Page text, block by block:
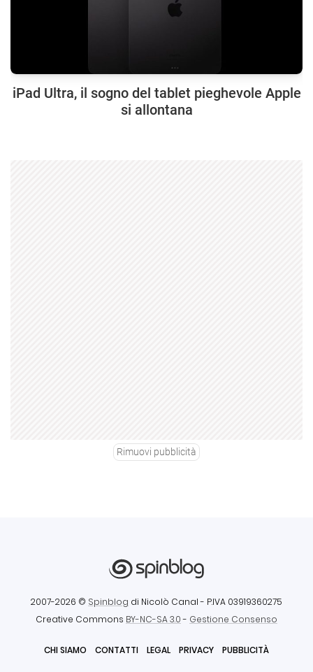
iPad Ultra, il sogno del tablet pieghevole Apple
si allontana
Rimuovi pubblicità
2007-2026 © Spinblog di Nicolò Canal - P.IVA 03919360275
Creative Commons BY-NC-SA 3.0- Gestione Consenso
CHI SIAMO CONTATTI LEGAL PRIVACY PUBBLICITÀ